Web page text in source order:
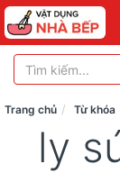
Trang chủ Từ khóa
ly